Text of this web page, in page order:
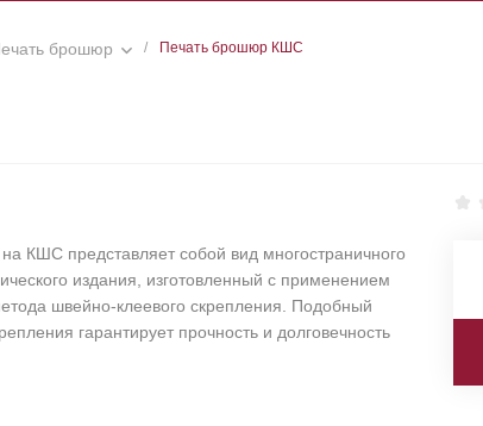
брошюр / Печать брошюр КШС
КШС представляет собой вид многостраничного
издания, изготовленный с применением
швейно-клеевого скрепления. Подобный
гарантирует прочность и долговечность